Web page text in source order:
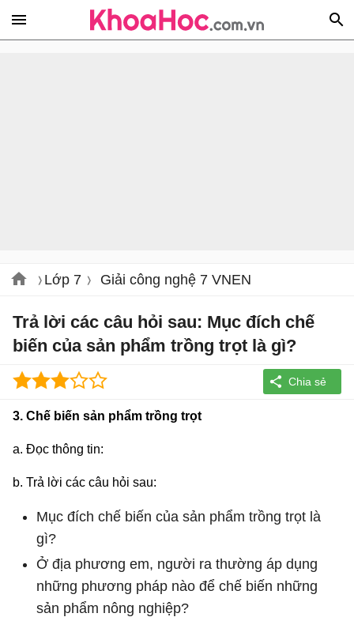
Lớp 7 Giải công nghệ 7 VNEN
Trả lời các câu hỏi sau: Mục đích chế
biến của sản phẩm trồng trọt là gì?
3. Chế biến sản phẩm trồng trọt
a. Đọc thông tin:
b. Trả lời các câu hỏi sau:
Mục đích chế biến của sản phẩm trồng trọt là
gì?
Ở địa phương em, người ra thường áp dụng
những phương pháp nào để chế biến những
sản phẩm nông nghiệp?